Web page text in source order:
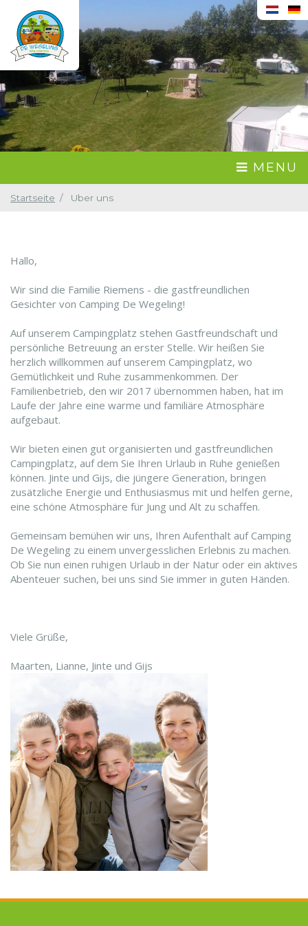
MENU
Startseite Uber uns
Hallo,
Wir sind die Familie Riemens - die gastfreundlichen
Gesichter von Camping De Wegeling!
Auf unserem Campingplatz stehen Gastfreundschaft und
persönliche Betreuung an erster Stelle. Wir heißen Sie
herzlich willkommen auf unserem Campingplatz, wo
Gemütlichkeit und Ruhe zusammenkommen. Der
Familienbetrieb, den wir 2017 übernommen haben, hat im
Laufe der Jahre eine warme und familiäre Atmosphäre
aufgebaut.
Wir bieten einen gut organisierten und gastfreundlichen
Campingplatz, auf dem Sie Ihren Urlaub in Ruhe genießen
können. Jinte und Gijs, die jüngere Generation, bringen
zusätzliche Energie und Enthusiasmus mit und helfen gerne,
eine schöne Atmosphäre für Jung und Alt zu schaffen.
Gemeinsam bemühen wir uns, Ihren Aufenthalt auf Camping
De Wegeling zu einem unvergesslichen Erlebnis zu machen.
Ob Sie nun einen ruhigen Urlaub in der Natur oder ein aktives
Abenteuer suchen, bei uns sind Sie immer in guten Händen.
Viele Grüße,
Maarten, Lianne, Jinte und Gijs